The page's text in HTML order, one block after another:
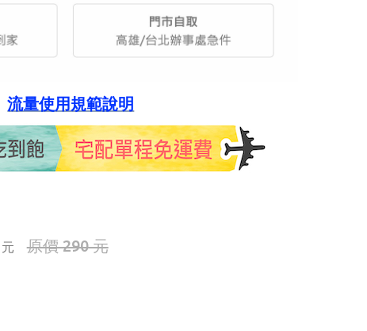
流量使用規範說明
元原價 290 元